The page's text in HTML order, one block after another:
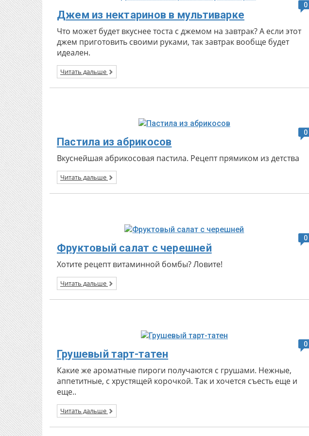
Джем из нектаринов в мультиварке
0
Что может будет вкуснее тоста с джемом на завтрак? А если этот
джем приготовить своими руками, так завтрак вообще будет
идеален.
Читать дальше
Пастила из абрикосов
0
Вкуснейшая абрикосовая пастила. Рецепт прямиком из детства
Читать дальше
Фруктовый салат с черешней
0
Хотите рецепт витаминной бомбы? Ловите!
Читать дальше
Грушевый тарт-татен
0
Какие же ароматные пироги получаются с грушами. Нежные,
аппетитные, с хрустящей корочкой. Так и хочется съесть еще и
еще..
Читать дальше